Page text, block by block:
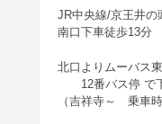
JR中央線/京王井の
南口下車徒歩13分
北口よりムーバス
12番バス停 で
（吉祥寺～ 乗車時